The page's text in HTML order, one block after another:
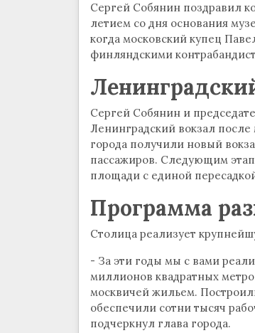
Сергей Собянин поздравил
летием со дня основания
когда московский купец
финляндскими
Сергей Собянин и
Ленинградский вокзал
города получили новый
пассажиров. Следующим
площади с единой
Программа
Столица реализует
- За эти годы мы с вами
миллионов квадратных
москвичей жильем.
обеспечили сотни тысяч
подчеркнул глава города.